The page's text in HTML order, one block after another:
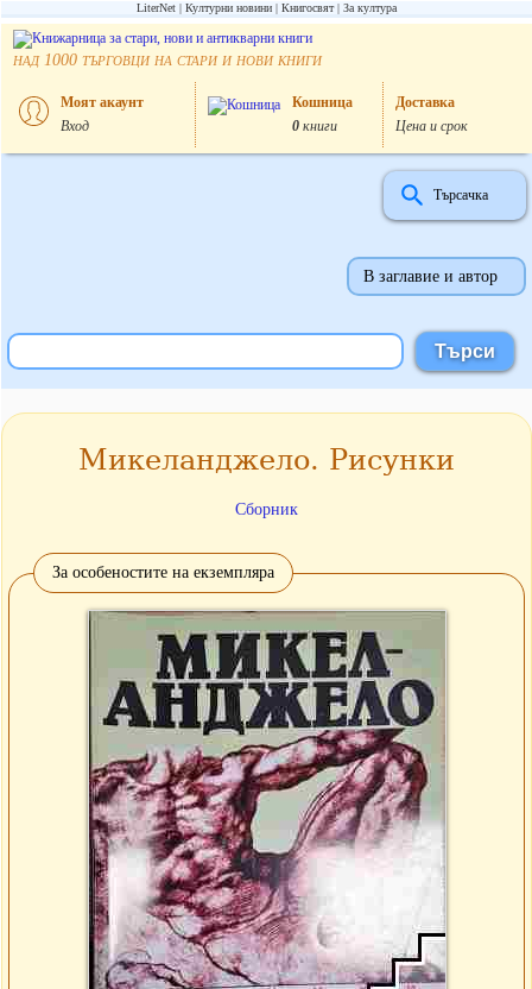
LiterNet Културни новини Книгосвят За култура
над 1000 търговци на стари и нови книги
Моят акаунт
Вход
Кошница
0книги
Доставка
Цена и срок
Търсачка
В заглавие и автор
Микеланджело. Рисунки
Сборник
За особеностите на екземпляра